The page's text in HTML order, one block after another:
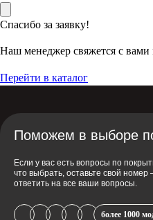
Спасибо за заявку!
Наш менеджер свяжется с
Перейти в каталог
Поможем в выборе
Если у вас есть вопросы по
что выбрать, оставьте свой
ответить на все ваши вопросы.
более 1000